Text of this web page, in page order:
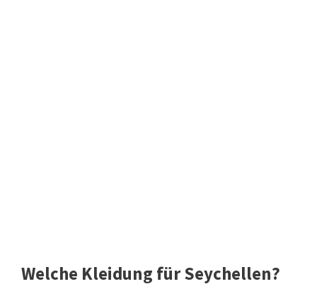
Welche Kleidung für Seychellen?